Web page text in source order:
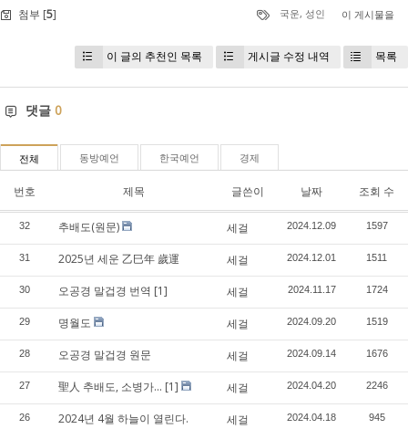
첨부 [5] 국운, 성인 이 게시물을
이 글의 추천인 목록 게시글 수정 내역 목록
댓글 0
전체 동방예언 한국예언 경제
번호 제목 글쓴이 날짜 조회 수
32 추배도(원문) 세걸 2024.12.09 1597
31 2025년 세운 乙巳年 歲運 세걸 2024.12.01 1511
30 오공경 말겁경 번역 [1] 세걸 2024.11.17 1724
29 명월도 세걸 2024.09.20 1519
28 오공경 말겁경 원문 세걸 2024.09.14 1676
27 聖人 추배도, 소병가... [1] 세걸 2024.04.20 2246
26 2024년 4월 하늘이 열린다. 세걸 2024.04.18 945